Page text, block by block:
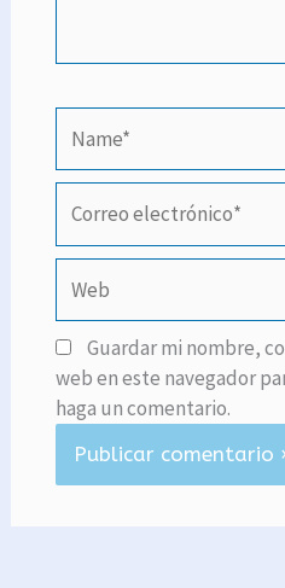
electrónico*
Guardar mi nombre,
web en este navegador
haga un comentario.